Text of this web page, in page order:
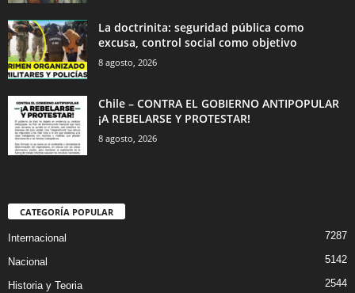
La doctrinita: seguridad pública como
excusa, control social como objetivo
8 agosto, 2026
Chile – CONTRA EL GOBIERNO ANTIPOPULAR
¡A REBELARSE Y PROTESTAR!
8 agosto, 2026
CATEGORÍA POPULAR
Internacional 7287
Nacional 5142
Historia y Teoria 2544